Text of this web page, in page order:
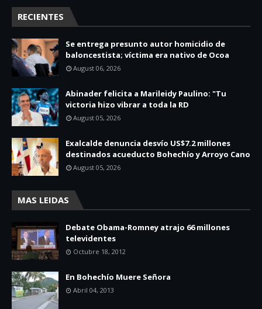
RECIENTES
Se entrega presunto autor homicidio de
baloncestista; víctima era nativo de Ocoa
August 06, 2026
Abinader felicita a Marileidy Paulino: "Tu
victoria hizo vibrar a toda la RD
August 05, 2026
Exalcalde denuncia desvío US$7.2 millones
destinados acueducto Bohechío y Arroyo Cano
August 05, 2026
MAS LEIDAS
Debate Obama-Romney atrajo 66 millones
televidentes
Octubre 18, 2012
En Bohechío Muere Señora
Abril 04, 2013